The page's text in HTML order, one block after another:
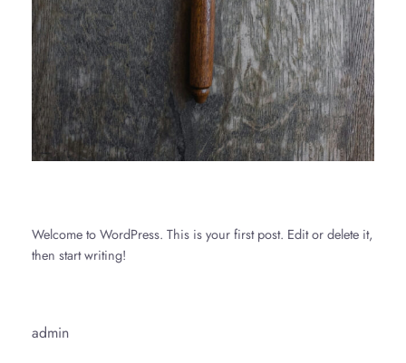
Welcome to WordPress. This is your first post. Edit or delete it,
then start writing!
admin